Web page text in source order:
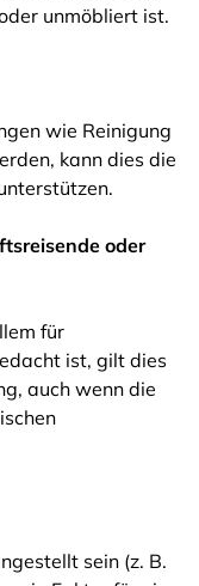
unmöbliert ist.
wie Reinigung
kann dies die
oder
für
ist, gilt dies
auch wenn die
sein (z. B.